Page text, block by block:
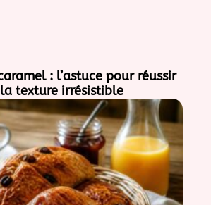
: l’astuce pour réussir
texture irrésistible